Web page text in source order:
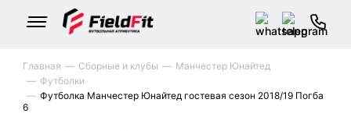
Главная Сборные и клубы
Манчестер Юнайтед
Футболки
Футболка Манчестер Юнайтед гостевая сезон 2018/19 Погба
6